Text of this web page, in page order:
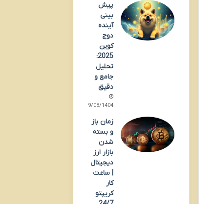
پیش
بینی
آینده
دوج
کوین
2025:
تحلیل
جامع و
دقیق
19/08/1404
زمان باز
و بسته
شدن
بازار ارز
دیجیتال
| ساعت
کار
کریپتو